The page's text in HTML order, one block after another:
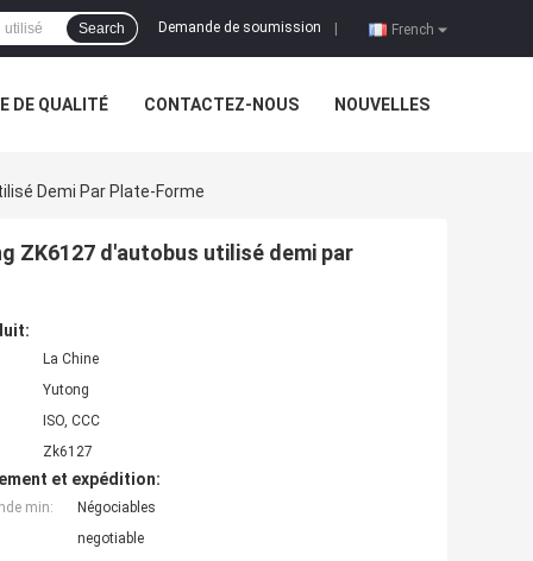
French
Demande de soumission
Search
DE QUALITÉ CONTACTEZ-NOUS NOUVELLES
Demi Par Plate-Forme
ZK6127 d'autobus utilisé demi par
La Chine
Yutong
ISO, CCC
Zk6127
et expédition:
min:
Négociables
negotiable